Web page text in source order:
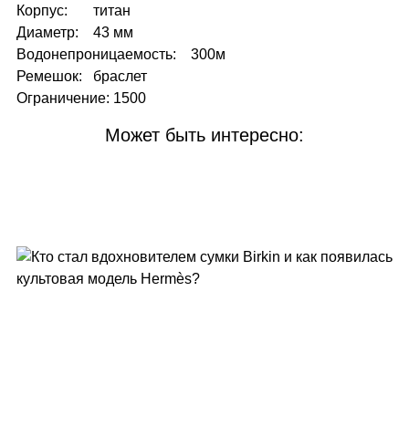
Корпус: титан
Диаметр: 43 мм
Водонепроницаемость: 300м
Ремешок: браслет
Ограничение: 1500
Может быть интересно: